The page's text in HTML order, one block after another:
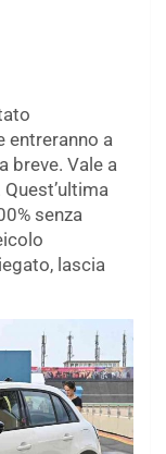
entreranno a
breve. Vale a
Quest’ultima
senza
lascia